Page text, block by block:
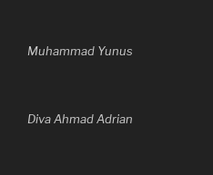
Muhammad Yunus
Diva Ahmad Adrian